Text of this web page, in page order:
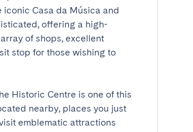
Casa da Música and
offering a high-
of shops, excellent
stop for those wishing to
Historic Centre is one of this
nearby, places you just
emblematic attractions